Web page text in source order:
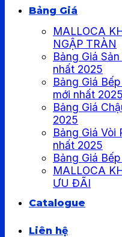
Bảng Giá
MALLOCA
NGẬP TRÀN
Bảng Giá
nhất 2025
Bảng Giá
mới nhất 2025
Bảng Giá
2025
Bảng Giá Vòi
nhất 2025
Bảng Giá
MALLOCA
ƯU ĐÃI
Catalogue
Liên hệ